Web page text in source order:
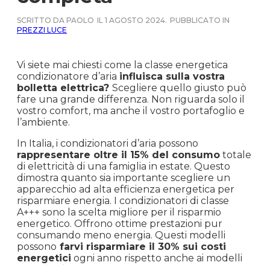
SCRITTO DA PAOLO IL 1 AGOSTO 2024. PUBBLICATO IN
PREZZI LUCE
Vi siete mai chiesti come la classe energetica
condizionatore d’aria influisca sulla vostra
bolletta elettrica? Scegliere quello giusto può
fare una grande differenza. Non riguarda solo il
vostro comfort, ma anche il vostro portafoglio e
l’ambiente.
In Italia, i condizionatori d’aria possono
rappresentare oltre il 15% del consumo totale
di elettricità di una famiglia in estate. Questo
dimostra quanto sia importante scegliere un
apparecchio ad alta efficienza energetica per
risparmiare energia. I condizionatori di classe
A+++ sono la scelta migliore per il risparmio
energetico. Offrono ottime prestazioni pur
consumando meno energia. Questi modelli
possono farvi risparmiare il 30% sui costi
energetici ogni anno rispetto anche ai modelli